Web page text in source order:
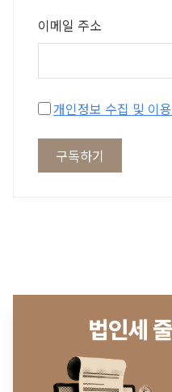
이메일 주소
개인정보 수집 및 이용
구독하기